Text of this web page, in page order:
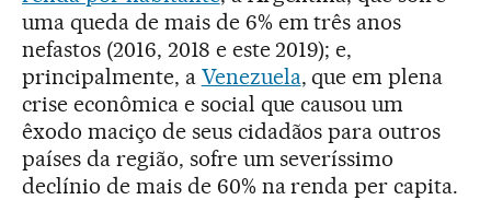
uma queda de mais de 6% em três anos
nefastos (2016, 2018 e este 2019); e,
principalmente, a Venezuela, que em plena
crise econômica e social que causou um
êxodo maciço de seus cidadãos para outros
países da região, sofre um severíssimo
declínio de mais de 60% na renda per capita.